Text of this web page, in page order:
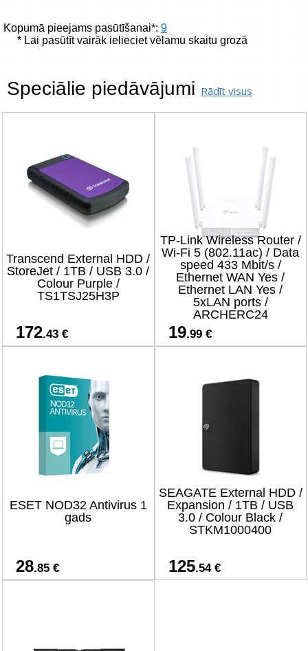
Kopumā pieejams pasūtīšanai*: 9
* Lai pasūtīt vairāk ielieciet vēlamu skaitu grozā
Speciālie piedāvājumi Rādīt visus
Transcend External HDD /
StoreJet / 1TB / USB 3.0 /
Colour Purple /
TS1TSJ25H3P
172.43 €
TP-Link Wireless Router /
Wi-Fi 5 (802.11ac) / Data
speed 433 Mbit/s /
Ethernet WAN Yes /
Ethernet LAN Yes /
5xLAN ports /
ARCHERC24
19.99 €
ESET NOD32 Antivirus 1
gads
28.85 €
SEAGATE External HDD /
Expansion / 1TB / USB
3.0 / Colour Black /
STKM1000400
125.54 €